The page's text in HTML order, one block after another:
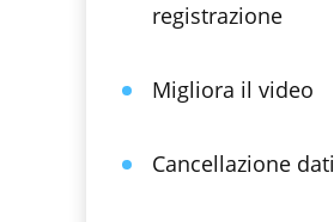
registrazione
Migliora il video
Cancellazione dati